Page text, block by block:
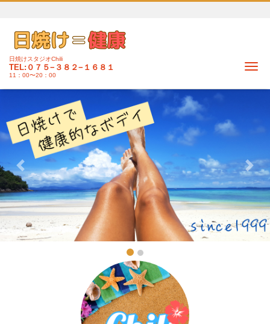
日焼けスタジオChili
TEL:０７５−３８２−１６８１
11：00〜20：00
Previous Next